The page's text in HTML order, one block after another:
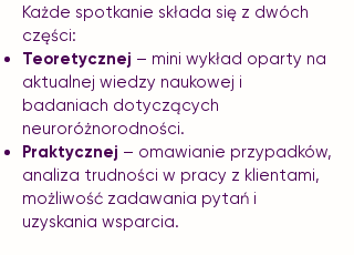
Każde spotkanie składa się z dwóch
części:
Teoretycznej – mini wykład oparty na
aktualnej wiedzy naukowej i
badaniach dotyczących
neuroróżnorodności.
Praktycznej – omawianie przypadków,
analiza trudności w pracy z klientami,
możliwość zadawania pytań i
uzyskania wsparcia.